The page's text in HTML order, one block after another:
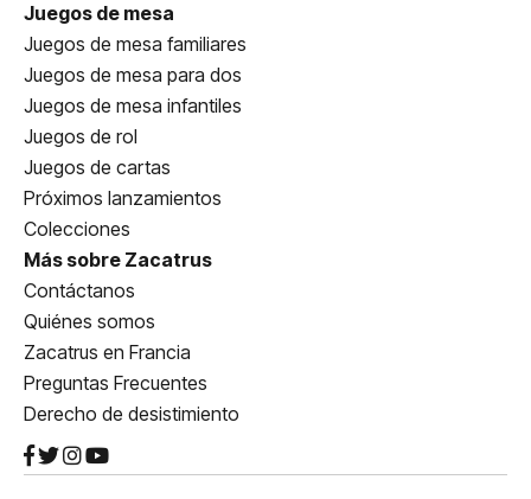
Juegos de mesa
Juegos de mesa familiares
Juegos de mesa para dos
Juegos de mesa infantiles
Juegos de rol
Juegos de cartas
Próximos lanzamientos
Colecciones
Más sobre Zacatrus
Contáctanos
Quiénes somos
Zacatrus en Francia
Preguntas Frecuentes
Derecho de desistimiento